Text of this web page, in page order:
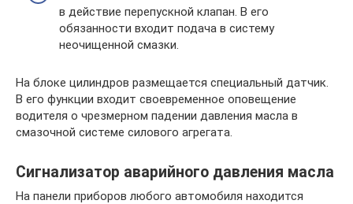
в действие перепускной клапан. В его
обязанности входит подача в систему
неочищенной смазки.
На блоке цилиндров размещается специальный датчик.
В его функции входит своевременное оповещение
водителя о чрезмерном падении давления масла в
смазочной системе силового агрегата.
Сигнализатор аварийного давления масла
На панели приборов любого автомобиля находится